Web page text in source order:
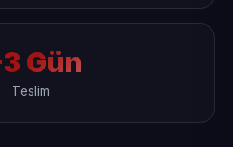
Gün
Teslim